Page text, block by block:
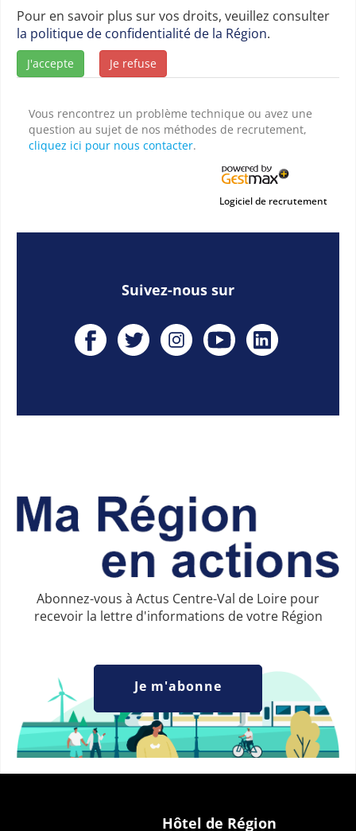
Pour en savoir plus sur vos droits, veuillez consulter
la politique de confidentialité de la Région.
J'accepte Je refuse
Vous rencontrez un problème technique ou avez une
question au sujet de nos méthodes de recrutement,
cliquez ici pour nous contacter.
Logiciel de recrutement
Suivez-nous sur
Abonnez-vous à Actus Centre-Val de Loire pour
recevoir la lettre d'informations de votre Région
Je m'abonne
Hôtel de Région